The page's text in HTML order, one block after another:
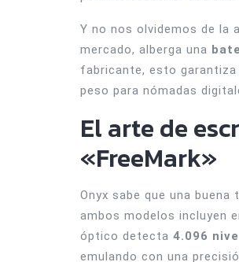
Y no nos olvidemos de la
mercado, alberga una
fabricante, esto garantiza
peso para nómadas
El arte de
«FreeMark»
Onyx sabe que una
ambos modelos incluyen
óptico detecta 4.096
emulando con una